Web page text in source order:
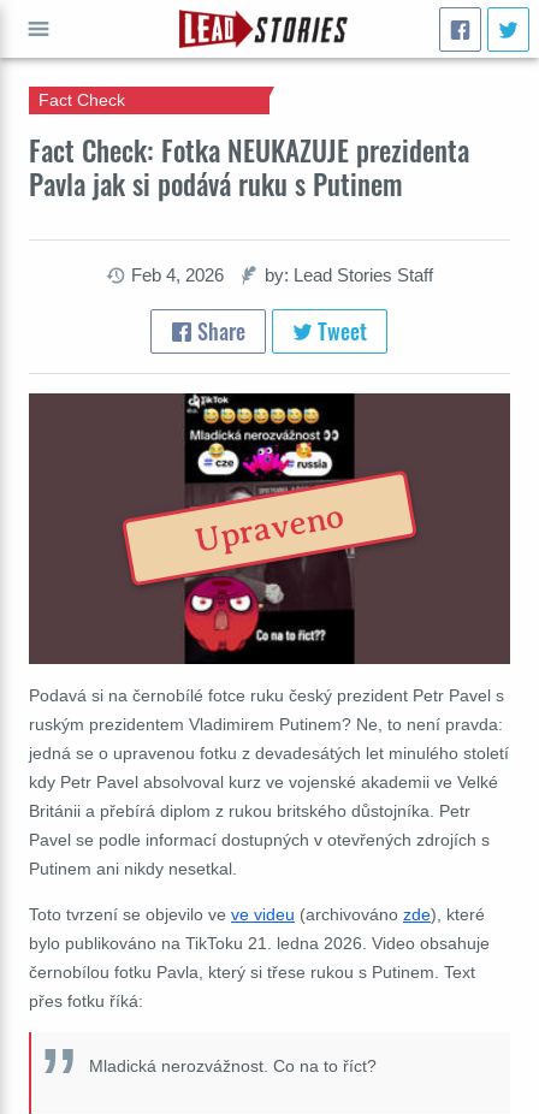
Fact Check: Fotka NEUKAZUJE prezidenta
Pavla jak si podává ruku s Putinem
Fact Check
Feb 4, 2026 by: Lead Stories Staff
Share Tweet
Upraveno
Podavá si na černobílé fotce ruku český prezident Petr Pavel s
ruským prezidentem Vladimirem Putinem? Ne, to není pravda:
jedná se o upravenou fotku z devadesátých let minulého století
kdy Petr Pavel absolvoval kurz ve vojenské akademii ve Velké
Británii a přebírá diplom z rukou britského důstojníka. Petr
Pavel se podle informací dostupných v otevřených zdrojích s
Putinem ani nikdy nesetkal.
Toto tvrzení se objevilo ve ve videu (archivováno zde), které
bylo publikováno na TikToku 21. ledna 2026. Video obsahuje
černobílou fotku Pavla, který si třese rukou s Putinem. Text
přes fotku říká:
Mladická nerozvážnost. Co na to říct?
GO